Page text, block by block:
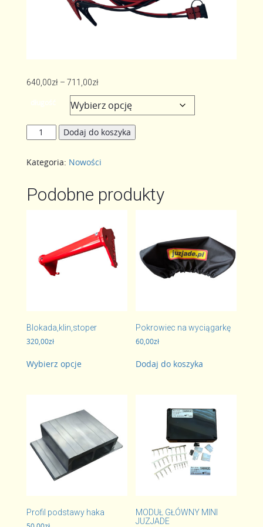
640,00zł – 711,00złZakres
cen:
od
640,00zł
do
ilość
Kable
Dodaj do koszyka
Kategoria: Nowości
Podobne produkty
Blokada,klin,stoper
320,00zł
Wybierz opcjeprodukt
Opcje
można
wybrać
na
stronie
Pokrowiec na wyciągarkę
60,00zł
Dodaj do koszyka
Profil podstawy haka
MODUŁ GŁÓWNY MINI
JUZJADE